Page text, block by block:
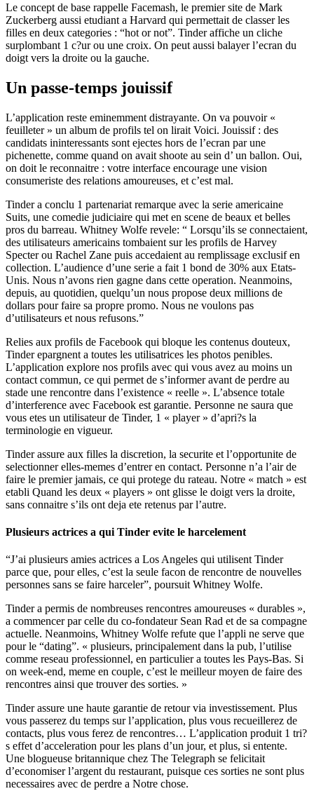
Le concept de base rappelle Facemash, le premier site de Mark
Zuckerberg aussi etudiant a Harvard qui permettait de classer les
filles en deux categories : “hot or not”. Tinder affiche un cliche
surplombant 1 c?ur ou une croix. On peut aussi balayer l’ecran du
doigt vers la droite ou la gauche.
Un passe-temps jouissif
L’application reste eminemment distrayante. On va pouvoir «
feuilleter » un album de profils tel on lirait Voici. Jouissif : des
candidats ininteressants sont ejectes hors de l’ecran par une
pichenette, comme quand on avait shoote au sein d’ un ballon. Oui,
on doit le reconnaitre : votre interface encourage une vision
consumeriste des relations amoureuses, et c’est mal.
Tinder a conclu 1 partenariat remarque avec la serie americaine
Suits, une comedie judiciaire qui met en scene de beaux et belles
pros du barreau. Whitney Wolfe revele: “ Lorsqu’ils se connectaient,
des utilisateurs americains tombaient sur les profils de Harvey
Specter ou Rachel Zane puis accedaient au remplissage exclusif en
collection. L’audience d’une serie a fait 1 bond de 30% aux Etats-
Unis. Nous n’avons rien gagne dans cette operation. Neanmoins,
depuis, au quotidien, quelqu’un nous propose deux millions de
dollars pour faire sa propre promo. Nous ne voulons pas
d’utilisateurs et nous refusons.”
Relies aux profils de Facebook qui bloque les contenus douteux,
Tinder epargnent a toutes les utilisatrices les photos penibles.
L’application explore nos profils avec qui vous avez au moins un
contact commun, ce qui permet de s’informer avant de perdre au
stade une rencontre dans l’existence « reelle ». L’absence totale
d’interference avec Facebook est garantie. Personne ne saura que
vous etes un utilisateur de Tinder, 1 « player » d’apri?s la
terminologie en vigueur.
Tinder assure aux filles la discretion, la securite et l’opportunite de
selectionner elles-memes d’entrer en contact. Personne n’a l’air de
faire le premier jamais, ce qui protege du rateau. Notre « match » est
etabli Quand les deux « players » ont glisse le doigt vers la droite,
sans connaitre s’ils ont deja ete retenus par l’autre.
Plusieurs actrices a qui Tinder evite le harcelement
“J’ai plusieurs amies actrices a Los Angeles qui utilisent Tinder
parce que, pour elles, c’est la seule facon de rencontre de nouvelles
personnes sans se faire harceler”, poursuit Whitney Wolfe.
Tinder a permis de nombreuses rencontres amoureuses « durables »,
a commencer par celle du co-fondateur Sean Rad et de sa compagne
actuelle. Neanmoins, Whitney Wolfe refute que l’appli ne serve que
pour le “dating”. « plusieurs, principalement dans la pub, l’utilise
comme reseau professionnel, en particulier a toutes les Pays-Bas. Si
on week-end, meme en couple, c’est le meilleur moyen de faire des
rencontres ainsi que trouver des sorties. »
Tinder assure une haute garantie de retour via investissement. Plus
vous passerez du temps sur l’application, plus vous recueillerez de
contacts, plus vous ferez de rencontres… L’application produit 1 tri?
s effet d’acceleration pour les plans d’un jour, et plus, si entente.
Une blogueuse britannique chez The Telegraph se felicitait
d’economiser l’argent du restaurant, puisque ces sorties ne sont plus
necessaires avec de perdre a Notre chose.